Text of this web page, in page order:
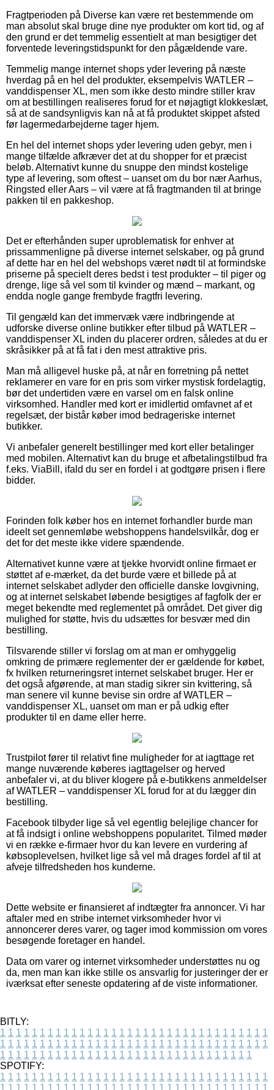
Fragtperioden på Diverse kan være ret bestemmende om
man absolut skal bruge dine nye produkter om kort tid, og af
den grund er det temmelig essentielt at man besigtiger det
forventede leveringstidspunkt for den pågældende vare.
Temmelig mange internet shops yder levering på næste
hverdag på en hel del produkter, eksempelvis WATLER –
vanddispenser XL, men som ikke desto mindre stiller krav
om at bestillingen realiseres forud for et nøjagtigt klokkeslæt,
så at de sandsynligvis kan nå at få produktet skippet afsted
før lagermedarbejderne tager hjem.
En hel del internet shops yder levering uden gebyr, men i
mange tilfælde afkræver det at du shopper for et præcist
beløb. Alternativt kunne du snuppe den mindst kostelige
type af levering, som oftest – uanset om du bor nær Aarhus,
Ringsted eller Aars – vil være at få fragtmanden til at bringe
pakken til en pakkeshop.
Det er efterhånden super uproblematisk for enhver at
prissammenligne på diverse internet selskaber, og på grund
af dette har en hel del webshops været nødt til at formindske
priserne på specielt deres bedst i test produkter – til piger og
drenge, lige så vel som til kvinder og mænd – markant, og
endda nogle gange frembyde fragtfri levering.
Til gengæld kan det immervæk være indbringende at
udforske diverse online butikker efter tilbud på WATLER –
vanddispenser XL inden du placerer ordren, således at du er
skråsikker på at få fat i den mest attraktive pris.
Man må alligevel huske på, at når en forretning på nettet
reklamerer en vare for en pris som virker mystisk fordelagtig,
bør det undertiden være en varsel om en falsk online
virksomhed. Handler med kort er imidlertid omfavnet af et
regelsæt, der bistår køber imod bedrageriske internet
butikker.
Vi anbefaler generelt bestillinger med kort eller betalinger
med mobilen. Alternativt kan du bruge et afbetalingstilbud fra
f.eks. ViaBill, ifald du ser en fordel i at godtgøre prisen i flere
bidder.
Forinden folk køber hos en internet forhandler burde man
ideelt set gennemløbe webshoppens handelsvilkår, dog er
det for det meste ikke videre spændende.
Alternativet kunne være at tjekke hvorvidt online firmaet er
støttet af e-mærket, da det burde være et billede på at
internet selskabet adlyder den officielle danske lovgivning,
og at internet selskabet løbende besigtiges af fagfolk der er
meget bekendte med reglementet på området. Det giver dig
mulighed for støtte, hvis du udsættes for besvær med din
bestilling.
Tilsvarende stiller vi forslag om at man er omhyggelig
omkring de primære reglementer der er gældende for købet,
fx hvilken returneringsret internet selskabet bruger. Her er
det også afgørende, at man stadig sikrer sin kvittering, så
man senere vil kunne bevise sin ordre af WATLER –
vanddispenser XL, uanset om man er på udkig efter
produkter til en dame eller herre.
Trustpilot fører til relativt fine muligheder for at iagttage ret
mange nuværende køberes iagttagelser og herved
anbefaler vi, at du bliver klogere på e-butikkens anmeldelser
af WATLER – vanddispenser XL forud for at du lægger din
bestilling.
Facebook tilbyder lige så vel egentlig belejlige chancer for
at få indsigt i online webshoppens popularitet. Tilmed møder
vi en række e-firmaer hvor du kan levere en vurdering af
købsoplevelsen, hvilket lige så vel må drages fordel af til at
afveje tilfredsheden hos kunderne.
Dette website er finansieret af indtægter fra annoncer. Vi har
aftaler med en stribe internet virksomheder hvor vi
annoncerer deres varer, og tager imod kommission om vores
besøgende foretager en handel.
Data om varer og internet virksomheder understøttes nu og
da, men man kan ikke stille os ansvarlig for justeringer der er
iværksat efter seneste opdatering af de viste informationer.
BITLY:
1 1 1 1 1 1 1 1 1 1 1 1 1 1 1 1 1 1 1 1 1 1 1 1 1 1 1 1 1 1 1 1 1 1
1 1 1 1 1 1 1 1 1 1 1 1 1 1 1 1 1 1 1 1 1 1 1 1 1 1 1 1 1 1 1 1 1 1
1 1 1 1 1 1 1 1 1 1 1 1 1 1 1 1 1 1 1 1 1 1 1 1 1 1 1 1 1 1 1 1
SPOTIFY:
1 1 1 1 1 1 1 1 1 1 1 1 1 1 1 1 1 1 1 1 1 1 1 1 1 1 1 1 1 1 1 1 1 1
1 1 1 1 1 1 1 1 1 1 1 1 1 1 1 1 1 1 1 1 1 1 1 1 1 1 1 1 1 1 1 1 1 1